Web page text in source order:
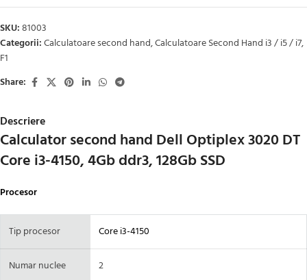
SKU:81003
Categorii:Calculatoare second hand,Calculatoare Second Hand i3 / i5 / i7,
F1
Share:
Descriere
Calculator second hand Dell Optiplex 3020 DT
Core i3-4150, 4Gb ddr3, 128Gb SSD
Procesor
Tip procesor Core i3-4150
Numar nuclee 2